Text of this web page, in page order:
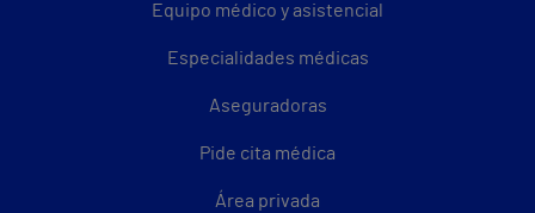
Equipo médico y asistencial
Especialidades médicas
Aseguradoras
Pide cita médica
Área privada